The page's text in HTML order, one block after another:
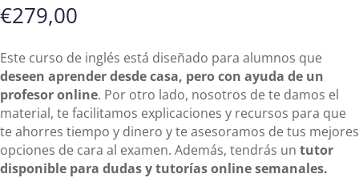
€279,00
Este curso de inglés está diseñado para alumnos que
deseen aprender desde casa, pero con ayuda de un
profesor online. Por otro lado, nosotros de te damos el
material, te facilitamos explicaciones y recursos para que
te ahorres tiempo y dinero y te asesoramos de tus mejores
opciones de cara al examen. Además, tendrás un tutor
disponible para dudas y tutorías online semanales.